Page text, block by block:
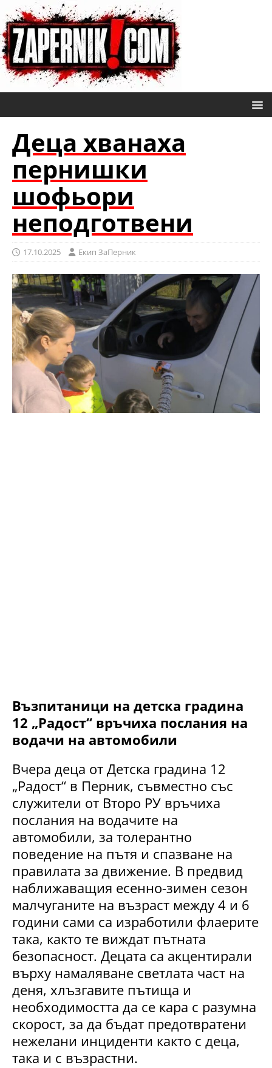
Деца хванаха
пернишки
шофьори
неподготвени
17.10.2025 Eкип ЗаПерник
Възпитаници на детска градина
12 „Радост“ връчиха послания на
водачи на автомобили
Вчера деца от Детска градина 12
„Радост“ в Перник, съвместно със
служители от Второ РУ връчиха
послания на водачите на
автомобили, за толерантно
поведение на пътя и спазване на
правилата за движение. В предвид
наближаващия есенно-зимен сезон
малчуганите на възраст между 4 и 6
години сами са изработили флаерите
така, както те виждат пътната
безопасност. Децата са акцентирали
върху намаляване светлата част на
деня, хлъзгавите пътища и
необходимостта да се кара с разумна
скорост, за да бъдат предотвратени
нежелани инциденти както с деца,
така и с възрастни.